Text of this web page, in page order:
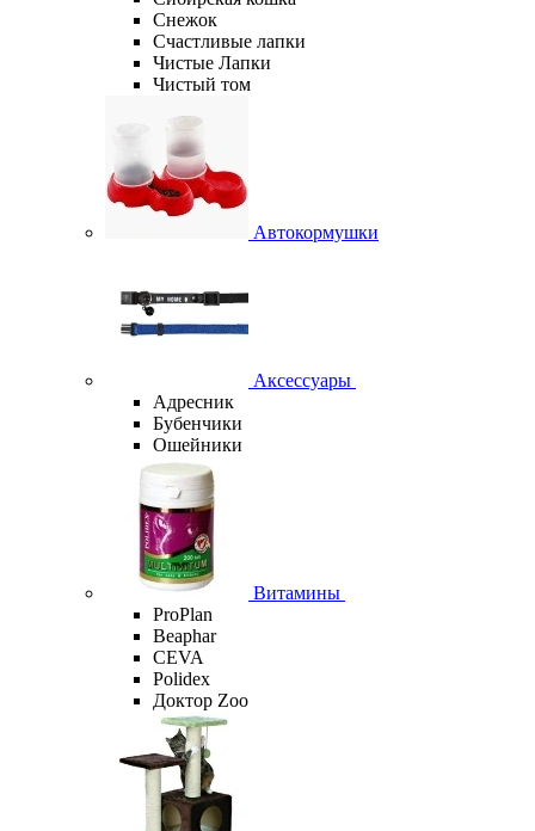
Снежок
Счастливые лапки
Чистые Лапки
Чистый том
Автокормушки
Аксессуары
Адресник
Бубенчики
Ошейники
Витамины
ProPlan
Beaphar
CEVA
Polidex
Доктор Zoo